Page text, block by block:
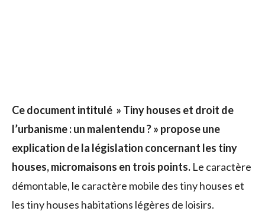
Ce document intitulé » Tiny houses et droit de
l’urbanisme : un malentendu ? » propose une
explication de la législation concernant les tiny
houses, micromaisons en trois points. Le caractère
démontable, le caractère mobile des tiny houses et
les tiny houses habitations légères de loisirs.